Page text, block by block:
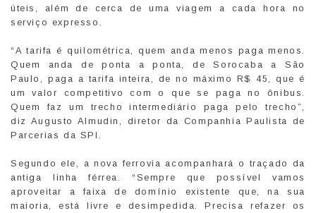
úteis, além de cerca de uma viagem a cada hora no
serviço expresso.
“A tarifa é quilométrica, quem anda menos paga menos.
Quem anda de ponta a ponta, de Sorocaba a São
Paulo, paga a tarifa inteira, de no máximo R$ 45, que é
um valor competitivo com o que se paga no ônibus.
Quem faz um trecho intermediário paga pelo trecho”,
diz Augusto Almudin, diretor da Companhia Paulista de
Parcerias da SPI.
Segundo ele, a nova ferrovia acompanhará o traçado da
antiga linha férrea. “Sempre que possível vamos
aproveitar a faixa de domínio existente que, na sua
maioria, está livre e desimpedida. Precisa refazer os